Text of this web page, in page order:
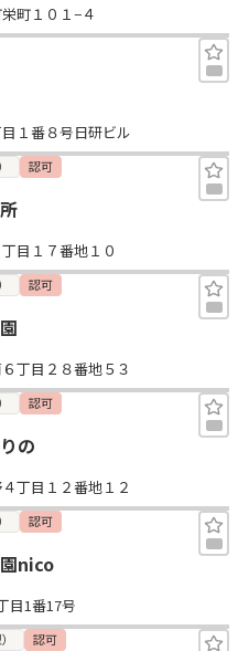
町１０１−４
１番８号日研ビル
認可
目１７番地１０
認可
丁目２８番地５３
認可
の
丁目１２番地１２
認可
nico
目1番17号
認可